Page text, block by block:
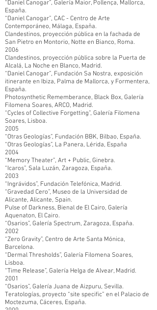
“Daniel Canogar”, Galería Maior, Pollença, Mallorca,
España.
“Daniel Canogar”, CAC - Centro de Arte
Contemporáneo, Málaga, España.
Clandestinos, proyección pública en la fachada de
San Pietro en Montorio, Notte en Bianco, Roma.
2006
Clandestinos, proyección pública sobre la Puerta de
Alcalá, La Noche en Blanco, Madrid.
“Daniel Canogar”, Fundación Sa Nostra, exposición
itinerante en Ibiza, Palma de Mallorca, y Formentera,
España.
Photosynthetic Rememberance, Black Box, Galería
Filomena Soares, ARCO, Madrid.
“Cycles of Collective Forgetting”, Galería Filomena
Soares, Lisboa.
2005
“Otras Geologías”, Fundación BBK, Bilbao, España.
“Otras Geologías”, La Panera, Lérida, España
2004
“Memory Theater”, Art + Public, Ginebra.
“Icaros”, Sala Luzán, Zaragoza, España.
2003
“Ingrávidos”, Fundación Telefónica, Madrid.
“Gravedad Cero”, Museo de la Universidad de
Alicante, Alicante, Spain.
Pulse of Darkness, Bienal de El Cairo, Galería
Aquenaton, El Cairo.
“Osarios”, Galería Spectrum, Zaragoza, España.
2002
“Zero Gravity”, Centro de Arte Santa Mónica,
Barcelona.
“Dermal Thresholds”, Galería Filomena Soares,
Lisboa.
“Time Release”, Galería Helga de Alvear, Madrid.
2001
“Osarios”, Galería Juana de Aizpuru, Sevilla.
Teratologías, proyecto “site specific” en el Palacio de
Moctezuma, Cáceres, España.